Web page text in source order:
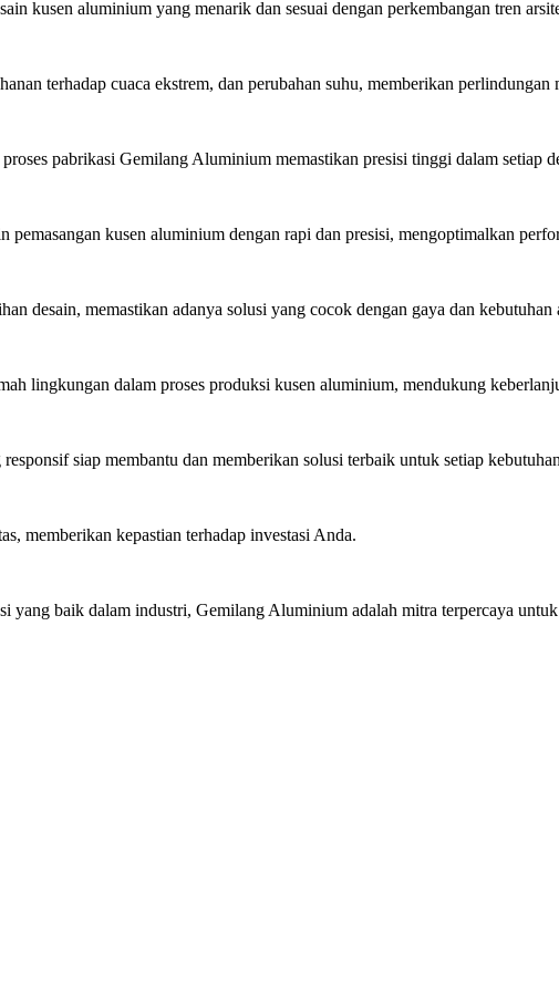
kusen aluminium yang menarik dan sesuai dengan perkembangan tren
terhadap cuaca ekstrem, dan perubahan suhu, memberikan
pabrikasi Gemilang Aluminium memastikan presisi tinggi dalam setiap
pemasangan kusen aluminium dengan rapi dan presisi, mengoptimalkan
desain, memastikan adanya solusi yang cocok dengan gaya dan kebutuhan
lingkungan dalam proses produksi kusen aluminium, mendukung
siap membantu dan memberikan solusi terbaik untuk setiap
memberikan kepastian terhadap investasi Anda.
yang baik dalam industri, Gemilang Aluminium adalah mitra terpercaya